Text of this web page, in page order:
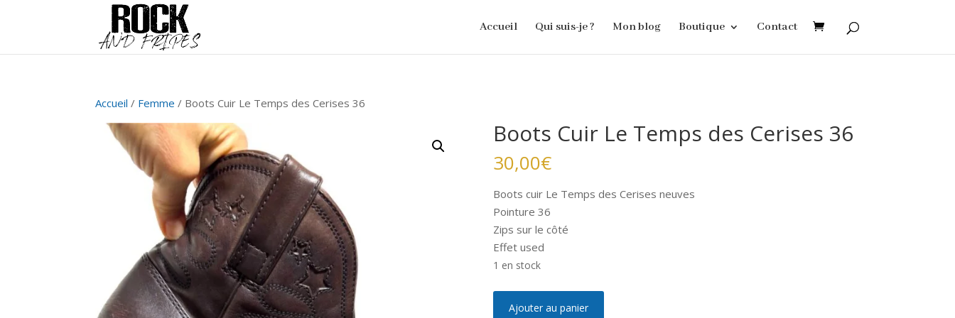
Accueil Qui suis-je ? Mon blog Boutique Contact
Accueil / Femme / Boots Cuir Le Temps des Cerises 36
Boots Cuir Le Temps des Cerises 36
30,00€
Boots cuir Le Temps des Cerises neuves
Pointure 36
Zips sur le côté
Effet used
1 en stock
Ajouter au panier